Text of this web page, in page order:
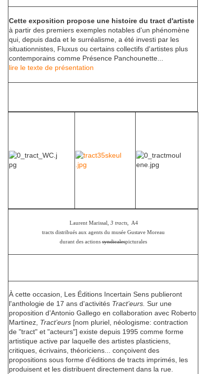
Cette exposition propose une histoire du tract d'artiste
à partir des premiers exemples notables d'un phénomène
qui, depuis dada et le surréalisme, a été investi par les
situationnistes, Fluxus ou certains collectifs d'artistes plus
contemporains comme Présence Panchounette...
lire le texte de présentation
Laurent Marissal, 3 tracts,
A4
tracts distribués aux agents du musée Gustave Moreau
durant des actionssyndicalespicturales
À cette occasion, Les Éditions Incertain Sens publieront
l'anthologie de 17 ans d'activités Tract’eurs. Sur une
proposition d’Antonio Gallego en collaboration avec Roberto
Martinez, Tract’eurs [nom pluriel, néologisme: contraction
de "tract" et "acteurs"] existe depuis 1995 comme forme
artistique active par laquelle des artistes plasticiens,
critiques, écrivains, théoriciens... conçoivent des
propositions sous forme d’éditions de tracts imprimés, les
produisent et les distribuent directement dans la rue.